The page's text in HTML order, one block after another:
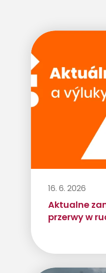
16. 6. 2026
Aktualne
przerwy w